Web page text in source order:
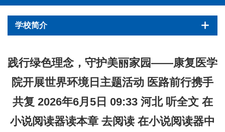
学校简介
践行绿色理念，守护美丽家园——康复医学
院开展世界环境日主题活动 医路前行携手
共复 2026年6月5日 09:33 河北 听全文 在
小说阅读器读本章 去阅读 在小说阅读器中